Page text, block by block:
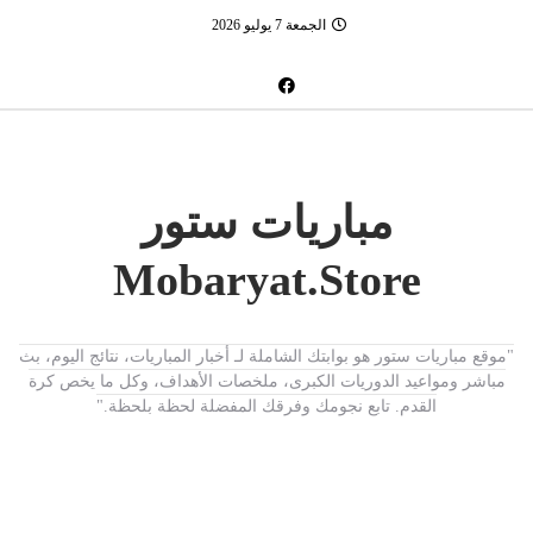
الجمعة 7 يوليو 2026
مباريات ستور
Mobaryat.Store
"موقع مباريات ستور هو بوابتك الشاملة لـ أخبار المباريات، نتائج اليوم، بث
مباشر ومواعيد الدوريات الكبرى، ملخصات الأهداف، وكل ما يخص كرة
القدم. تابع نجومك وفرقك المفضلة لحظة بلحظة."